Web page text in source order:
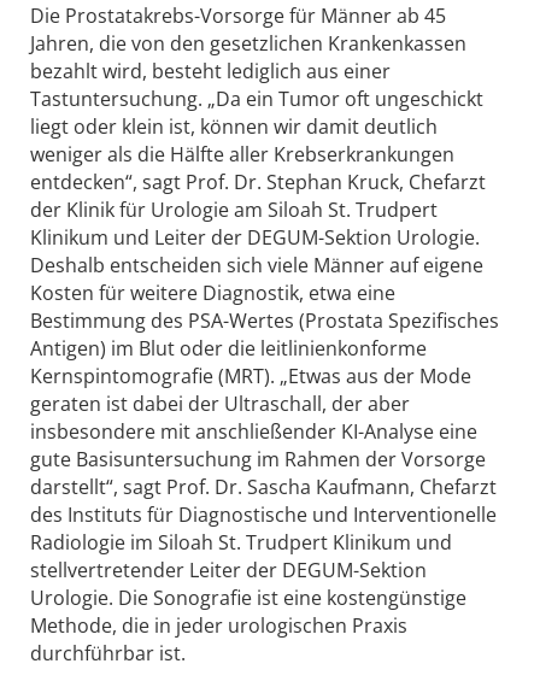
Die Prostatakrebs-Vorsorge für Männer ab 45
Jahren, die von den gesetzlichen Krankenkassen
bezahlt wird, besteht lediglich aus einer
Tastuntersuchung. „Da ein Tumor oft ungeschickt
liegt oder klein ist, können wir damit deutlich
weniger als die Hälfte aller Krebserkrankungen
entdecken“, sagt Prof. Dr. Stephan Kruck, Chefarzt
der Klinik für Urologie am Siloah St. Trudpert
Klinikum und Leiter der DEGUM-Sektion Urologie.
Deshalb entscheiden sich viele Männer auf eigene
Kosten für weitere Diagnostik, etwa eine
Bestimmung des PSA-Wertes (Prostata Spezifisches
Antigen) im Blut oder die leitlinienkonforme
Kernspintomografie (MRT). „Etwas aus der Mode
geraten ist dabei der Ultraschall, der aber
insbesondere mit anschließender KI-Analyse eine
gute Basisuntersuchung im Rahmen der Vorsorge
darstellt“, sagt Prof. Dr. Sascha Kaufmann, Chefarzt
des Instituts für Diagnostische und Interventionelle
Radiologie im Siloah St. Trudpert Klinikum und
stellvertretender Leiter der DEGUM-Sektion
Urologie. Die Sonografie ist eine kostengünstige
Methode, die in jeder urologischen Praxis
durchführbar ist.